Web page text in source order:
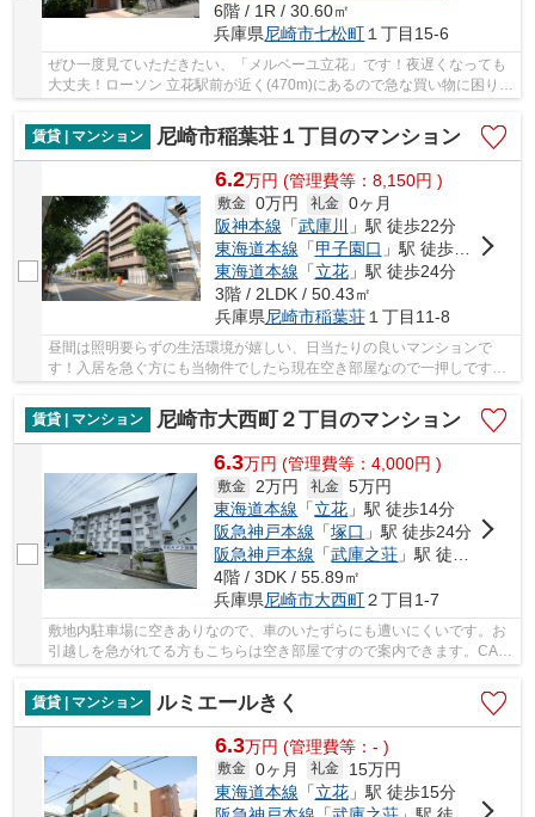
6階 / 1R / 30.60㎡
兵庫県尼崎市七松町１丁目15-6
ぜひ一度見ていただきたい、「メルベーユ立花」です！夜遅くなっても
大丈夫！ローソン 立花駅前が近く(470m)にあるので急な買い物に困りに
賃貸 | マンション
尼崎市稲葉荘１丁目のマンション
6.2万円 (管理費等：8,150円 )
敷金 0万円 礼金 0ヶ月
阪神本線 「武庫川
」駅 徒歩22分
東海道本線 「甲子園口 」駅 徒歩20分
東海道本線 「立花」駅 徒歩24分
3階 / 2LDK / 50.43㎡
兵庫県尼崎市稲葉荘１丁目11-8
昼間は照明要らずの生活環境が嬉しい、日当たりの良いマンションで
す！入居を急ぐ方にも当物件でしたら現在空き部屋なので一押しです！
賃貸 | マンション
尼崎市大西町２丁目のマンション
6.3万円 (管理費等：4,000円 )
敷金 2万円 礼金 5万円
東海道本線 「立花 」駅 徒歩14分
阪急神戸本線 「塚口 」駅 徒歩24分
阪急神戸本線 「武庫之荘 」駅 徒歩29分
4階 / 3DK / 55.89㎡
兵庫県尼崎市大西町２丁目1-7
敷地内駐車場に空きありなので、車のいたずらにも遭いにくいです。お
引越しを急がれてる方もこちらは空き部屋ですので案内できます。CATV
賃貸 | マンション
ルミエールきく
6.3万円 (管理費等：- )
敷金 0ヶ月 礼金
15万円
東海道本線 「立花」駅 徒歩15分